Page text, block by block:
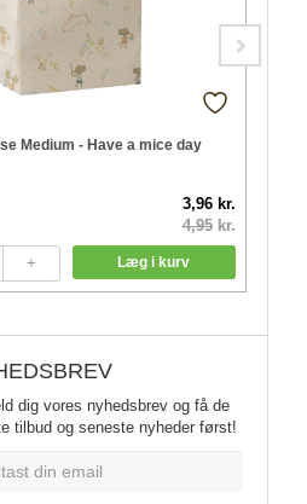
Medium - Have a mice day
3,96 kr.
4,95kr.
dig vores nyhedsbrev og få de
tilbud og seneste nyheder først!